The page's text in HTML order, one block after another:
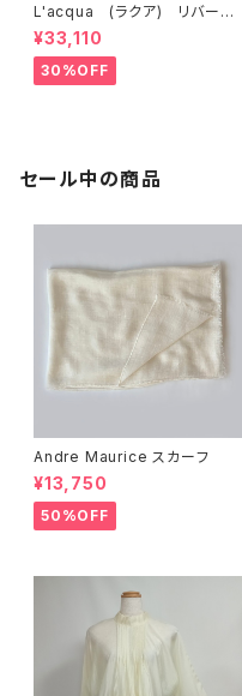
L'acqua (ラクア) リバーシ
ブルブルゾン LN711JK
¥33,110
30%OFF
セール中の商品
Andre Maurice スカーフ
¥13,750
50%OFF